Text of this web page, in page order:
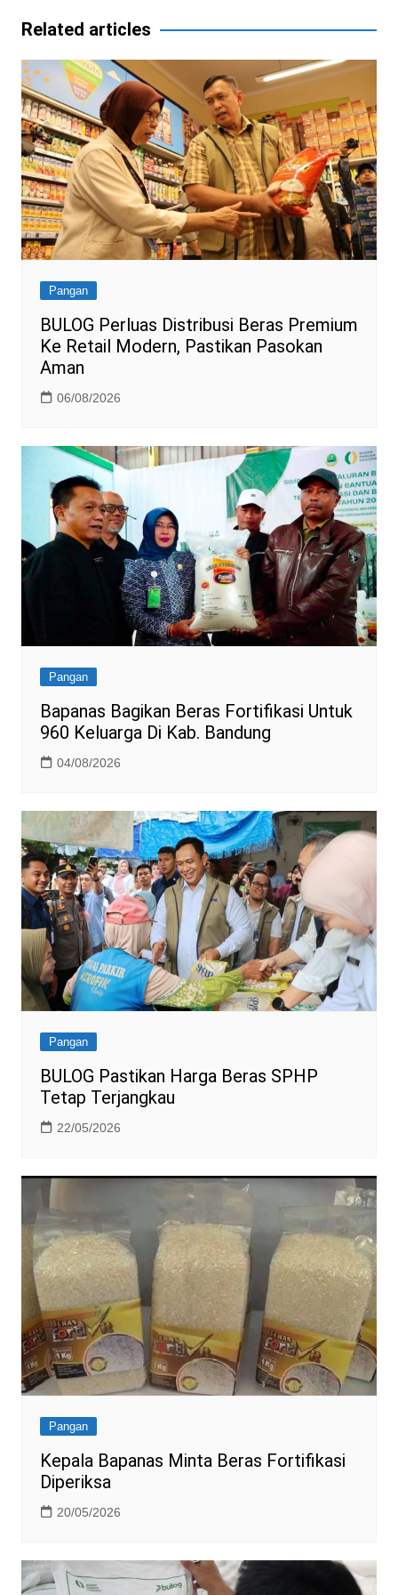
Related articles
Pangan
BULOG Perluas Distribusi Beras Premium
Ke Retail Modern, Pastikan Pasokan
Aman
06/08/2026
Pangan
Bapanas Bagikan Beras Fortifikasi Untuk
960 Keluarga Di Kab. Bandung
04/08/2026
Pangan
BULOG Pastikan Harga Beras SPHP
Tetap Terjangkau
22/05/2026
Pangan
Kepala Bapanas Minta Beras Fortifikasi
Diperiksa
20/05/2026